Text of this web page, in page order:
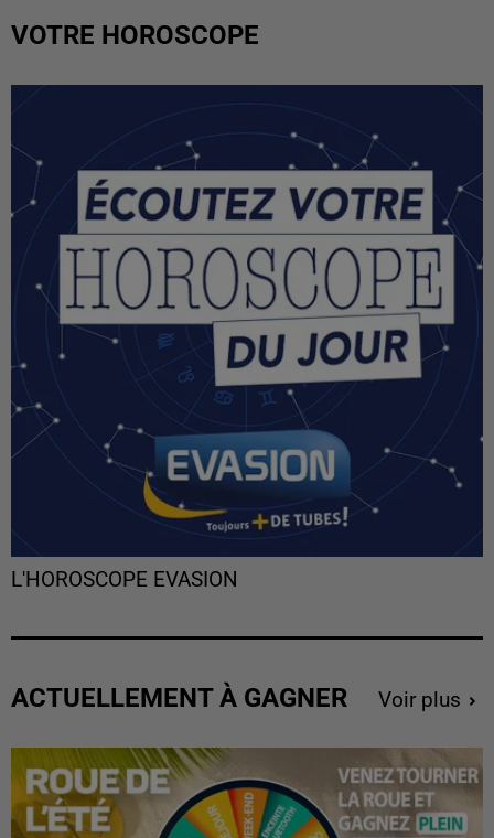
VOTRE HOROSCOPE
L'HOROSCOPE EVASION
ACTUELLEMENT À GAGNER Voir plus